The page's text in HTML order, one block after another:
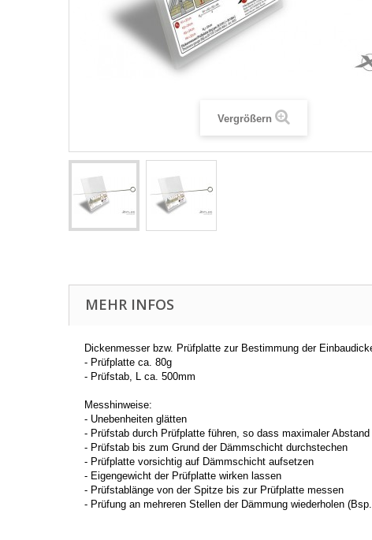
Vergrößern
MEHR INFOS
Dickenmesser bzw. Prüfplatte zur Bestimmung der
- Prüfplatte ca. 80g
- Prüfstab, L ca. 500mm
Messhinweise:
- Unebenheiten glätten
- Prüfstab durch Prüfplatte führen, so dass maximaler
- Prüfstab bis zum Grund der Dämmschicht durchstechen
- Prüfplatte vorsichtig auf Dämmschicht aufsetzen
- Eigengewicht der Prüfplatte wirken lassen
- Prüfstablänge von der Spitze bis zur Prüfplatte messen
- Prüfung an mehreren Stellen der Dämmung wiederholen